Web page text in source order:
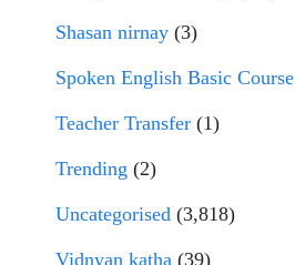
Shasan nirnay (3)
Spoken English Basic Course
Teacher Transfer (1)
Trending (2)
Uncategorised (3,818)
Vidnyan katha (39)